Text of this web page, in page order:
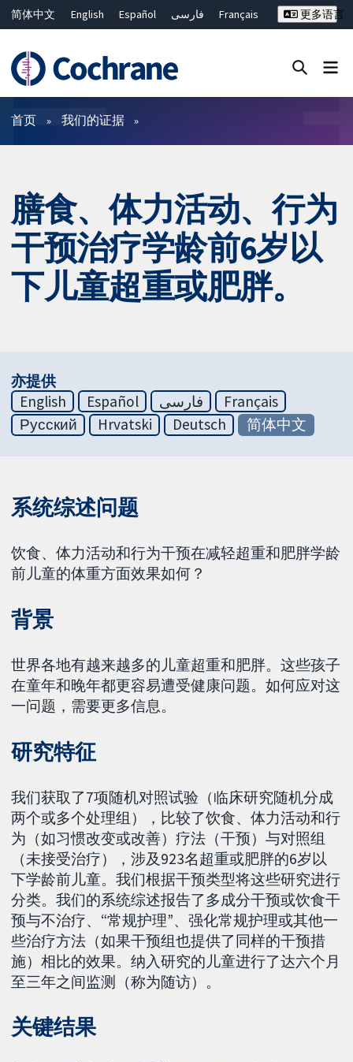
简体中文 English Español فارسی
Français
ไทย
繁體中文
更多语言
过滤
首页 我们的证据
膳食、体力活动、行为
干预治疗学龄前6岁以
下儿童超重或肥胖。
亦提供
English
Español فارسی
Français
Русский
Hrvatski Deutsch 简体中文
系统综述问题
饮食、体力活动和行为干预在减轻超重和肥胖学龄
前儿童的体重方面效果如何？
背景
世界各地有越来越多的儿童超重和肥胖。这些孩子
在童年和晚年都更容易遭受健康问题。如何应对这
一问题，需要更多信息。
研究特征
我们获取了7项随机对照试验（临床研究随机分成
两个或多个处理组），比较了饮食、体力活动和行
为（如习惯改变或改善）疗法（干预）与对照组
（未接受治疗），涉及923名超重或肥胖的6岁以
下学龄前儿童。我们根据干预类型将这些研究进行
分类。我们的系统综述报告了多成分干预或饮食干
预与不治疗、“常规护理”、强化常规护理或其他一
些治疗方法（如果干预组也提供了同样的干预措
施）相比的效果。纳入研究的儿童进行了达六个月
至三年之间监测（称为随访）。
关键结果